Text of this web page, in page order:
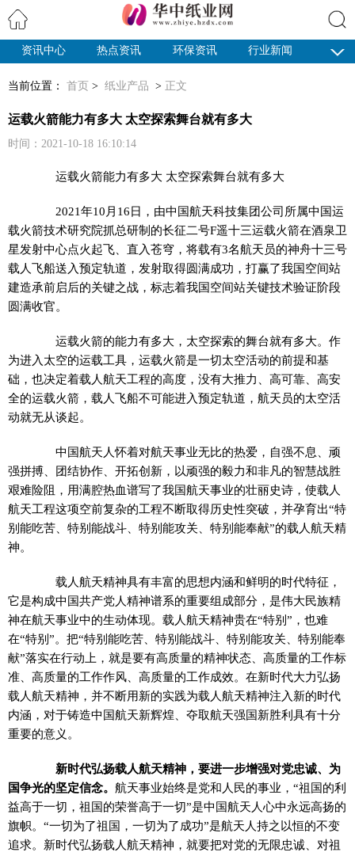
搜索
资讯中心 热点资讯 环保资讯
行业新闻
当前位置： 首页 > 纸业产品 > 正文
运载火箭能力有多大 太空探索舞台就有多大
时间：2021-10-18 16:10:14
运载火箭能力有多大 太空探索舞台就有多大
2021年10月16日，由中国航天科技集团公司所属中国运
载火箭技术研究院抓总研制的长征二号F遥十三运载火箭在酒泉卫
星发射中心点火起飞、直入苍穹，将载有3名航天员的神舟十三号
载人飞船送入预定轨道，发射取得圆满成功，打赢了我国空间站
建造承前启后的关键之战，标志着我国空间站关键技术验证阶段
圆满收官。
运载火箭的能力有多大，太空探索的舞台就有多大。作
为进入太空的运载工具，运载火箭是一切太空活动的前提和基
础，也决定着载人航天工程的高度，没有大推力、高可靠、高安
全的运载火箭，载人飞船不可能进入预定轨道，航天员的太空活
动就无从谈起。
中国航天人怀着对航天事业无比的热爱，自强不息、顽
强拼搏、团结协作、开拓创新，以顽强的毅力和非凡的智慧战胜
艰难险阻，用满腔热血谱写了我国航天事业的壮丽史诗，使载人
航天工程这项空前复杂的工程不断取得历史性突破，并孕育出“特
别能吃苦、特别能战斗、特别能攻关、特别能奉献”的载人航天精
神。
载人航天精神具有丰富的思想内涵和鲜明的时代特征，
它是构成中国共产党人精神谱系的重要组成部分，是伟大民族精
神在航天事业中的生动体现。载人航天精神贵在“特别”，也难
在“特别”。把“特别能吃苦、特别能战斗、特别能攻关、特别能奉
献”落实在行动上，就是要有高质量的精神状态、高质量的工作标
准、高质量的工作作风、高质量的工作成效。在新时代大力弘扬
载人航天精神，并不断用新的实践为载人航天精神注入新的时代
内涵，对于铸造中国航天新辉煌、夺取航天强国新胜利具有十分
重要的意义。
新时代弘扬载人航天精神，要进一步增强对党忠诚、为
国争光的坚定信念。 航天事业始终是党和人民的事业，“祖国的利
益高于一切，祖国的荣誉高于一切”是中国航天人心中永远高扬的
旗帜。“一切为了祖国，一切为了成功”是航天人持之以恒的不变
追求。新时代弘扬载人航天精神，就要把对党的无限忠诚、对祖